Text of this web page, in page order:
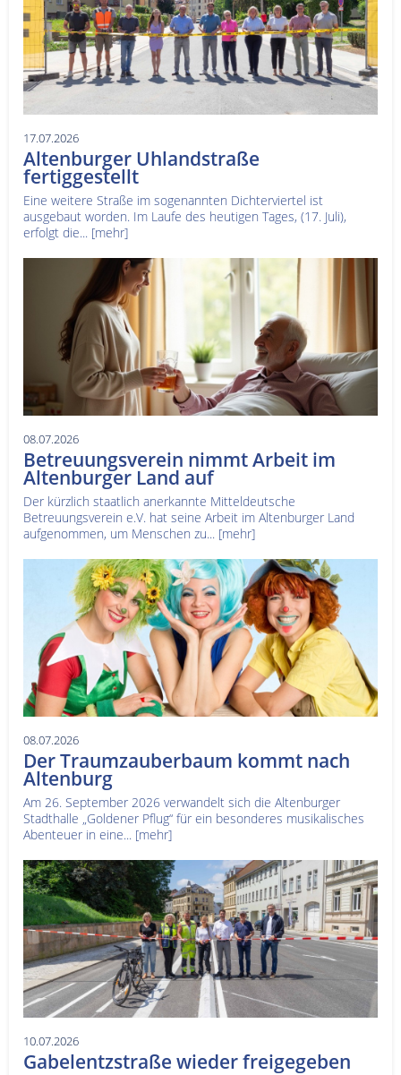
17.07.2026
Altenburger Uhlandstraße
fertiggestellt
Eine weitere Straße im sogenannten Dichterviertel ist
ausgebaut worden. Im Laufe des heutigen Tages, (17. Juli),
erfolgt die... [mehr]
08.07.2026
Betreuungsverein nimmt Arbeit im
Altenburger Land auf
Der kürzlich staatlich anerkannte Mitteldeutsche
Betreuungsverein e.V. hat seine Arbeit im Altenburger Land
aufgenommen, um Menschen zu... [mehr]
08.07.2026
Der Traumzauberbaum kommt nach
Altenburg
Am 26. September 2026 verwandelt sich die Altenburger
Stadthalle „Goldener Pflug“ für ein besonderes musikalisches
Abenteuer in eine... [mehr]
10.07.2026
Gabelentzstraße wieder freigegeben